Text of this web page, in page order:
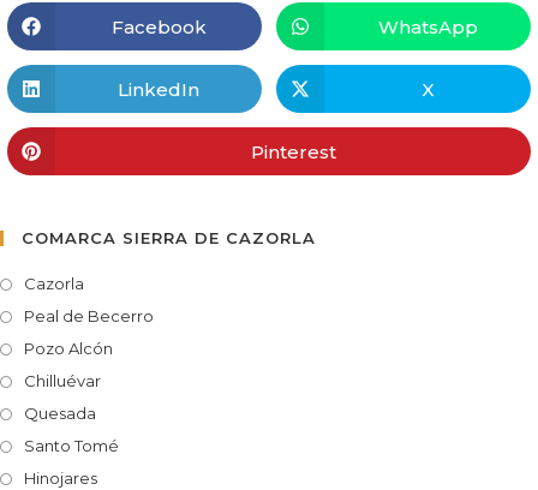
Facebook WhatsApp
LinkedIn X
Pinterest
COMARCA SIERRA DE CAZORLA
Cazorla
Peal de Becerro
Pozo Alcón
Chilluévar
Quesada
Santo Tomé
Hinojares